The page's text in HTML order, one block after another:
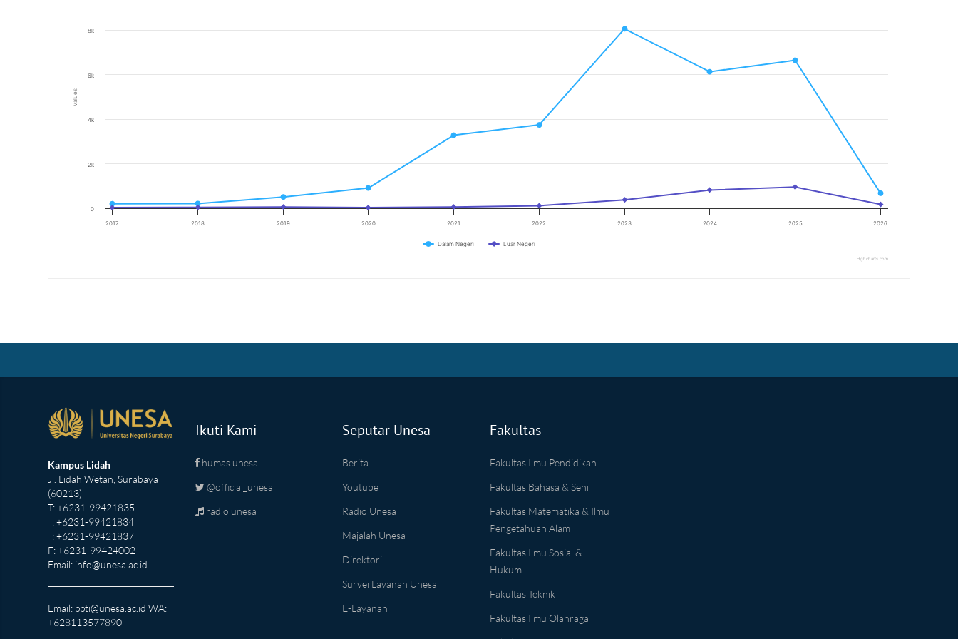
Values
Dalam Negeri Luar Negeri
2017 2018 2019 2020 2021 2022 2023 2024 2025 2026
0
2k
4k
6k
8k
Highcharts.com
Kampus Lidah
Jl. Lidah Wetan, Surabaya
(60213)
T: +6231-99421835
: +6231-99421834
: +6231-99421837
F: +6231-99424002
Email: info@unesa.ac.id
Email: ppti@unesa.ac.id WA:
+628113577890
Ikuti Kami
humas unesa
@official_unesa
radio unesa
Seputar Unesa
Berita
Youtube
Radio Unesa
Majalah Unesa
Direktori
Survei Layanan Unesa
E-Layanan
Fakultas
Fakultas Ilmu Pendidikan
Fakultas Bahasa & Seni
Fakultas Matematika & Ilmu
Pengetahuan Alam
Fakultas Ilmu Sosial &
Hukum
Fakultas Teknik
Fakultas Ilmu Olahraga